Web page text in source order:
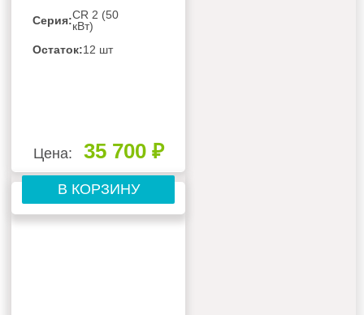
Серия:CR 2 (50
кВт)
Остаток:12 шт
Цена: 35 700 ₽
В КОРЗИНУ